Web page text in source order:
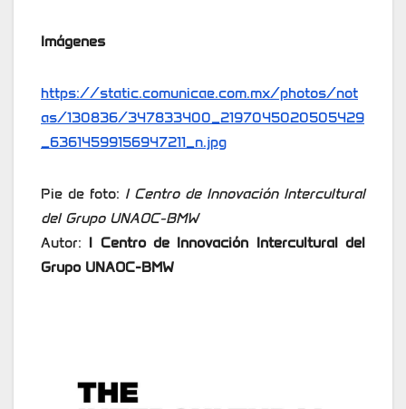
Imágenes
https://static.comunicae.com.mx/photos/not
as/130836/347833400_2197045020505429
_63614599156947211_n.jpg
Pie de foto: l Centro de Innovación Intercultural
del Grupo UNAOC-BMW
Autor: l Centro de Innovación Intercultural del
Grupo UNAOC-BMW